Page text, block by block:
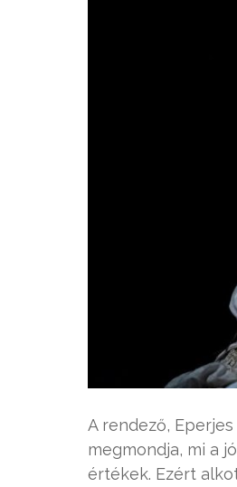
A rendező,
megmondja, mi a
értékek. Ezért